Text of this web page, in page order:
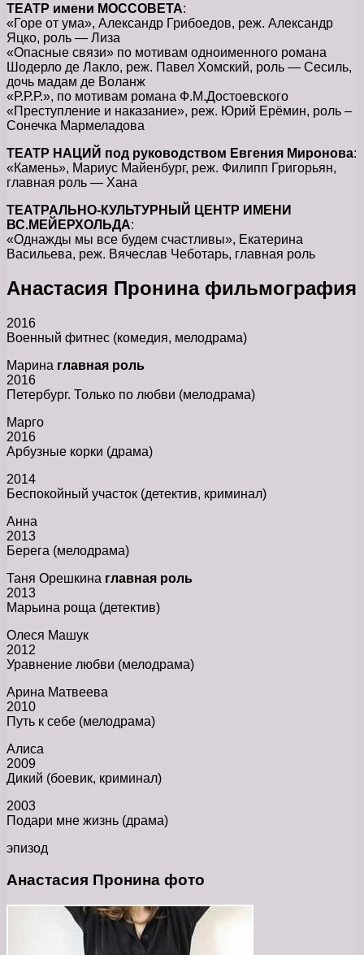
ТЕАТР имени МОССОВЕТА:
«Горе от ума», Александр Грибоедов, реж. Александр
Яцко, роль — Лиза
«Опасные связи» по мотивам одноименного романа
Шодерло де Лакло, реж. Павел Хомский, роль — Сесиль,
дочь мадам де Воланж
«Р.Р.Р.», по мотивам романа Ф.М.Достоевского
«Преступление и наказание», реж. Юрий Ерёмин, роль –
Сонечка Мармеладова
ТЕАТР НАЦИЙ под руководством Евгения Миронова:
«Камень», Мариус Майенбург, реж. Филипп Григорьян,
главная роль — Хана
ТЕАТРАЛЬНО-КУЛЬТУРНЫЙ ЦЕНТР ИМЕНИ
ВС.МЕЙЕРХОЛЬДА:
«Однажды мы все будем счастливы», Екатерина
Васильева, реж. Вячеслав Чеботарь, главная роль
Анастасия Пронина фильмография
2016
Военный фитнес (комедия, мелодрама)
Марина главная роль
2016
Петербург. Только по любви (мелодрама)
Марго
2016
Арбузные корки (драма)
2014
Беспокойный участок (детектив, криминал)
Анна
2013
Берега (мелодрама)
Таня Орешкина главная роль
2013
Марьина роща (детектив)
Олеся Машук
2012
Уравнение любви (мелодрама)
Арина Матвеева
2010
Путь к себе (мелодрама)
Алиса
2009
Дикий (боевик, криминал)
2003
Подари мне жизнь (драма)
эпизод
Анастасия Пронина фото